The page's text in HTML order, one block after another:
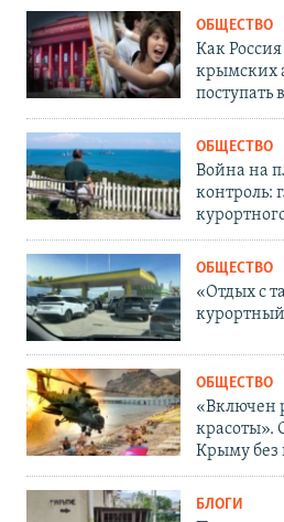
ОБЩЕСТВО
Как
крымских
поступать
ОБЩЕСТВО
Война на
контроль:
ОБЩЕСТВО
«Отдых с
ОБЩЕСТВО
«Включен
красоты».
Крыму без
БЛОГИ